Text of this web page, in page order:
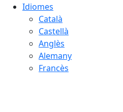
Idiomes
Català
Castellà
Anglès
Alemany
Francès